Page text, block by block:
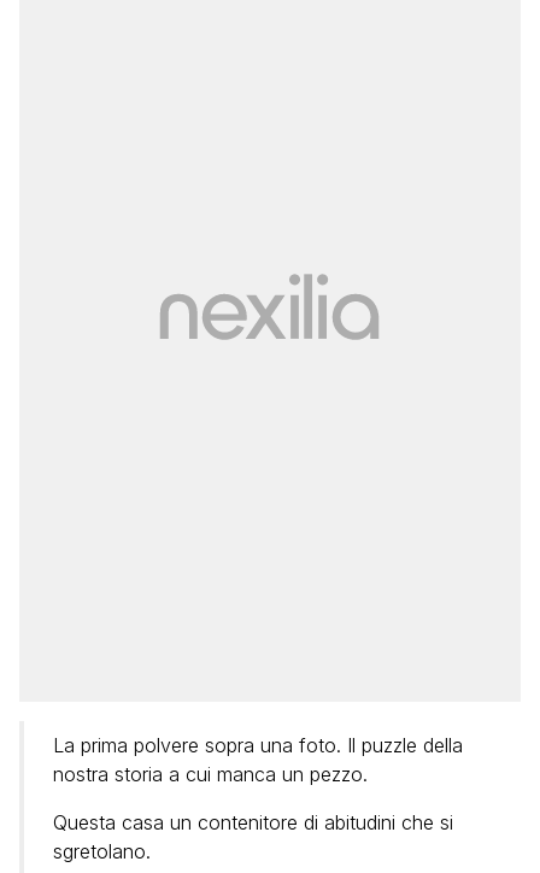
La prima polvere sopra una foto. Il puzzle della
nostra storia a cui manca un pezzo.
Questa casa un contenitore di abitudini che si
sgretolano.